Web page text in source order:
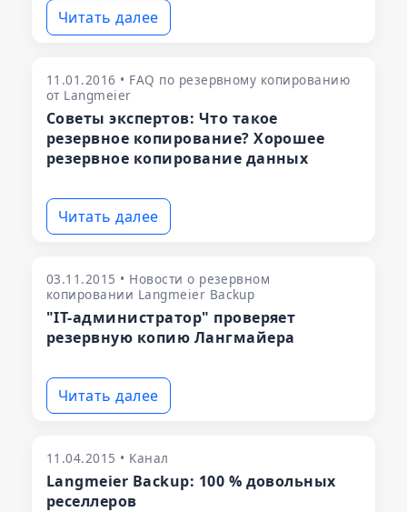
Читать далее
11.01.2016 • FAQ по резервному копированию
от Langmeier
Советы экспертов: Что такое
резервное копирование? Хорошее
резервное копирование данных
Читать далее
03.11.2015 • Новости о резервном
копировании Langmeier Backup
"IT-администратор" проверяет
резервную копию Лангмайера
Читать далее
11.04.2015 • Канал
Langmeier Backup: 100 % довольных
реселлеров